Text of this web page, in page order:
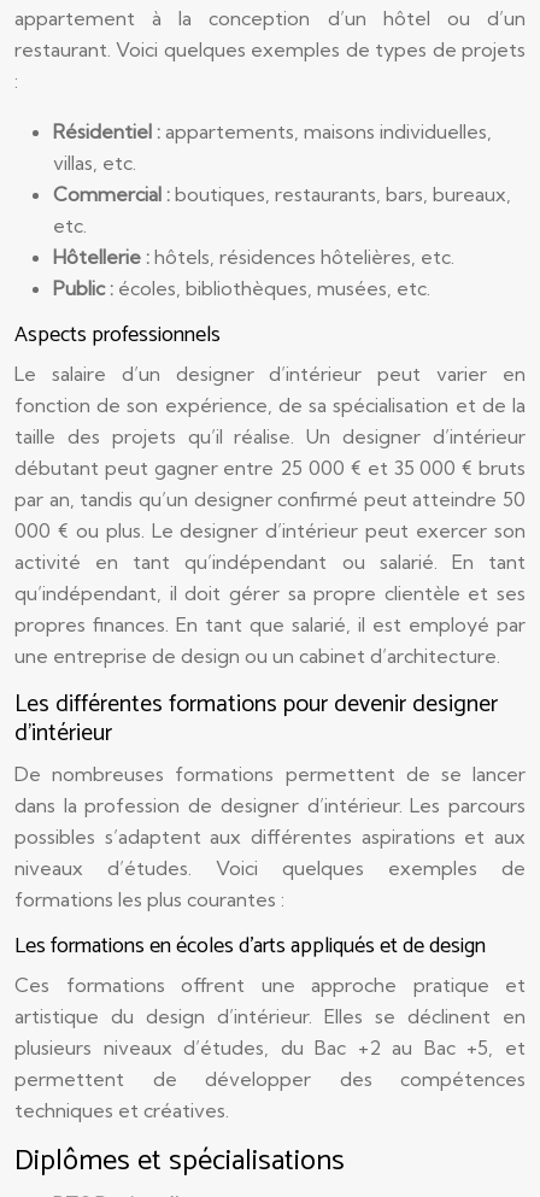
appartement à la conception d’un hôtel ou d’un
restaurant. Voici quelques exemples de types de projets
:
Résidentiel : appartements, maisons individuelles,
villas, etc.
Commercial : boutiques, restaurants, bars, bureaux,
etc.
Hôtellerie : hôtels, résidences hôtelières, etc.
Public : écoles, bibliothèques, musées, etc.
Aspects professionnels
Le salaire d’un designer d’intérieur peut varier en
fonction de son expérience, de sa spécialisation et de la
taille des projets qu’il réalise. Un designer d’intérieur
débutant peut gagner entre 25 000 € et 35 000 € bruts
par an, tandis qu’un designer confirmé peut atteindre 50
000 € ou plus. Le designer d’intérieur peut exercer son
activité en tant qu’indépendant ou salarié. En tant
qu’indépendant, il doit gérer sa propre clientèle et ses
propres finances. En tant que salarié, il est employé par
une entreprise de design ou un cabinet d’architecture.
Les différentes formations pour devenir designer
d’intérieur
De nombreuses formations permettent de se lancer
dans la profession de designer d’intérieur. Les parcours
possibles s’adaptent aux différentes aspirations et aux
niveaux d’études. Voici quelques exemples de
formations les plus courantes :
Les formations en écoles d’arts appliqués et de design
Ces formations offrent une approche pratique et
artistique du design d’intérieur. Elles se déclinent en
plusieurs niveaux d’études, du Bac +2 au Bac +5, et
permettent de développer des compétences
techniques et créatives.
Diplômes et spécialisations